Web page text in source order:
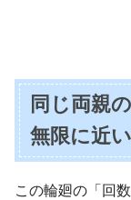
同じ両親
無限に近い
この輪廻の「回